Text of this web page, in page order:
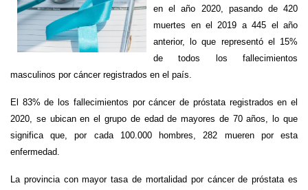
en el año 2020, pasando de 420
muertes en el 2019 a 445 el año
anterior, lo que representó el 15%
de todos los fallecimientos
masculinos por cáncer registrados en el país.
El 83% de los fallecimientos por cáncer de próstata registrados en el
2020, se ubican en el grupo de edad de mayores de 70 años, lo que
significa que, por cada 100.000 hombres, 282 mueren por esta
enfermedad.
La provincia con mayor tasa de mortalidad por cáncer de próstata es